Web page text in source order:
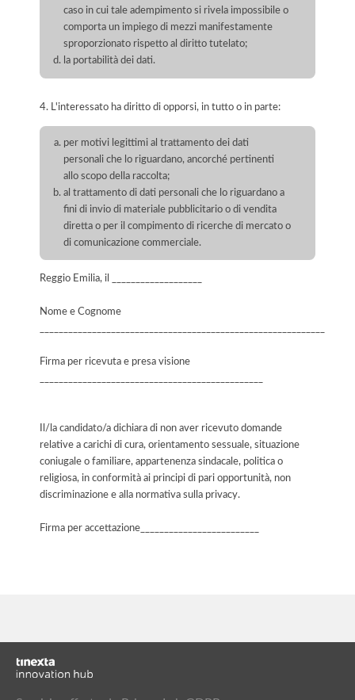
caso in cui tale adempimento si rivela impossibile o
comporta un impiego di mezzi manifestamente
sproporzionato rispetto al diritto tutelato;
la portabilità dei dati.
4. L'interessato ha diritto di opporsi, in tutto o in parte:
per motivi legittimi al trattamento dei dati
personali che lo riguardano, ancorché pertinenti
allo scopo della raccolta;
al trattamento di dati personali che lo riguardano a
fini di invio di materiale pubblicitario o di vendita
diretta o per il compimento di ricerche di mercato o
di comunicazione commerciale.
Reggio Emilia, il ___________________
Nome e Cognome
Firma per ricevuta e presa visione
Il/la candidato/a dichiara di non aver ricevuto domande
relative a carichi di cura, orientamento sessuale, situazione
coniugale o familiare, appartenenza sindacale, politica o
religiosa, in conformità ai principi di pari opportunità, non
discriminazione e alla normativa sulla privacy.
Firma per accettazione_________________________